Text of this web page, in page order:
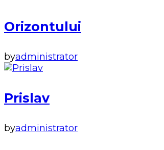
Orizontului
byadministrator
Prislav
byadministrator